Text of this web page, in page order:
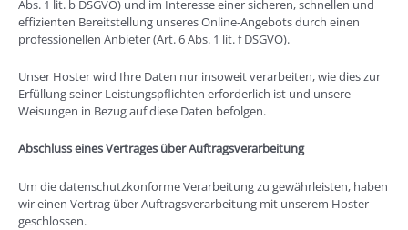
Abs. 1 lit. b DSGVO) und im Interesse einer sicheren, schnellen und
effizienten Bereitstellung unseres Online-Angebots durch einen
professionellen Anbieter (Art. 6 Abs. 1 lit. f DSGVO).
Unser Hoster wird Ihre Daten nur insoweit verarbeiten, wie dies zur
Erfüllung seiner Leistungspflichten erforderlich ist und unsere
Weisungen in Bezug auf diese Daten befolgen.
Abschluss eines Vertrages über Auftragsverarbeitung
Um die datenschutzkonforme Verarbeitung zu gewährleisten, haben
wir einen Vertrag über Auftragsverarbeitung mit unserem Hoster
geschlossen.